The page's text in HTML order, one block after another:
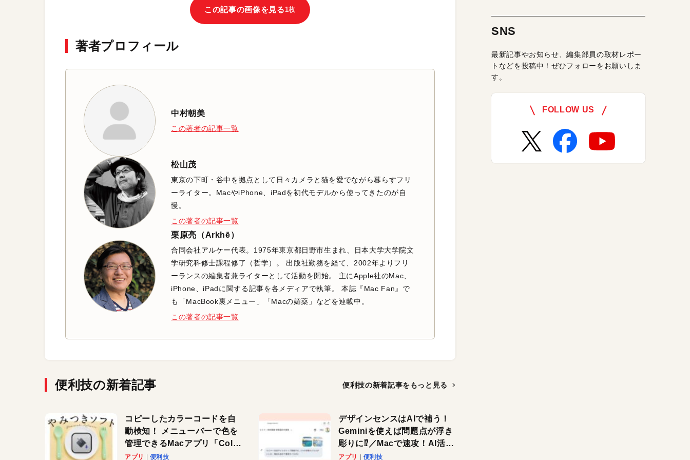
この記事の画像を見る1枚
著者プロフィール
中村朝美
この著者の記事一覧
松山茂
東京の下町・谷中を拠点として日々カメラと猫を愛でながら暮らすフリ
ーライター。MacやiPhone、iPadを初代モデルから使ってきたのが自
慢。
この著者の記事一覧
栗原亮（Arkhē）
合同会社アルケー代表。1975年東京都日野市生まれ、日本大学大学院文
学研究科修士課程修了（哲学）。 出版社勤務を経て、2002年よりフリ
ーランスの編集者兼ライターとして活動を開始。 主にApple社のMac、
iPhone、iPadに関する記事を各メディアで執筆。 本誌『Mac Fan』で
も「MacBook裏メニュー」「Macの媚薬」などを連載中。
この著者の記事一覧
便利技の新着記事 便利技の新着記事をもっと見る
コピーしたカラーコードを自
動検知！ メニューバーで色を
管理できるMacアプリ「Color
Copy Bucket」
アプリ 便利技
デザインセンスはAIで補う！
Geminiを使えば問題点が浮き
彫りに⁉︎／Macで速攻！AI活用
テク
アプリ 便利技
SNS
最新記事やお知らせ、編集部員の取材レポー
トなどを投稿中！ぜひフォローをお願いしま
す。
FOLLOW US